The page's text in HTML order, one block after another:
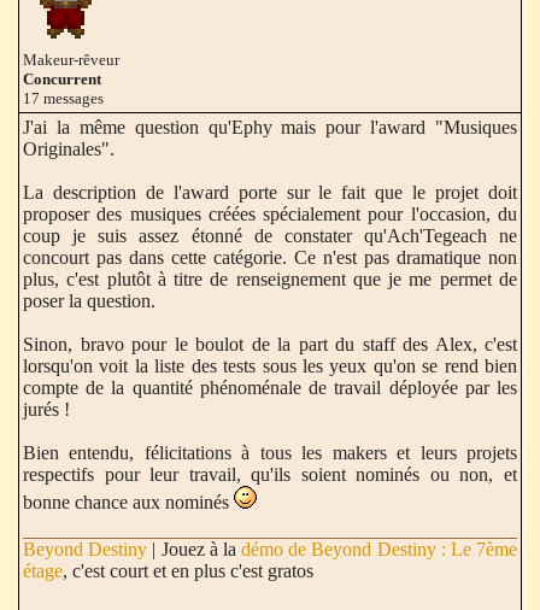
Makeur-rêveur
Concurrent
17 messages
J'ai la même question qu'Ephy mais pour l'award "Musiques
Originales".
La description de l'award porte sur le fait que le projet doit
proposer des musiques créées spécialement pour l'occasion, du
coup je suis assez étonné de constater qu'Ach'Tegeach ne
concourt pas dans cette catégorie. Ce n'est pas dramatique non
plus, c'est plutôt à titre de renseignement que je me permet de
poser la question.
Sinon, bravo pour le boulot de la part du staff des Alex, c'est
lorsqu'on voit la liste des tests sous les yeux qu'on se rend bien
compte de la quantité phénoménale de travail déployée par les
jurés !
Bien entendu, félicitations à tous les makers et leurs projets
respectifs pour leur travail, qu'ils soient nominés ou non, et
bonne chance aux nominés
Beyond Destiny | Jouez à ladémo de Beyond Destiny : Le 7ème
étage, c'est court et en plus c'est gratos